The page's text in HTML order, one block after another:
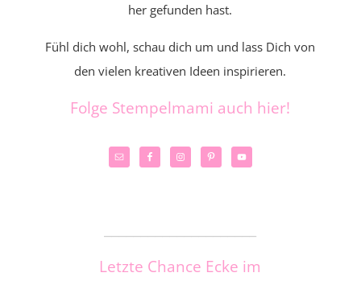
her gefunden hast.
Fühl dich wohl, schau dich um und lass Dich von
den vielen kreativen Ideen inspirieren.
Folge Stempelmami auch hier!
Letzte Chance Ecke im